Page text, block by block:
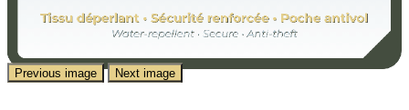
Previous image Next image